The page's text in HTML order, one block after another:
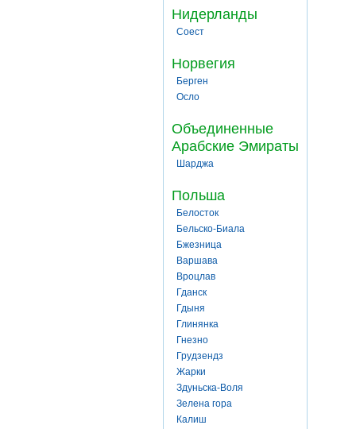
Нидерланды
Соест
Норвегия
Берген
Осло
Объединенные
Арабские Эмираты
Шарджа
Польша
Белосток
Бельско-Биала
Бжезница
Варшава
Вроцлав
Гданск
Гдыня
Глинянка
Гнезно
Грудзендз
Жарки
Здуньска-Воля
Зелена гора
Калиш